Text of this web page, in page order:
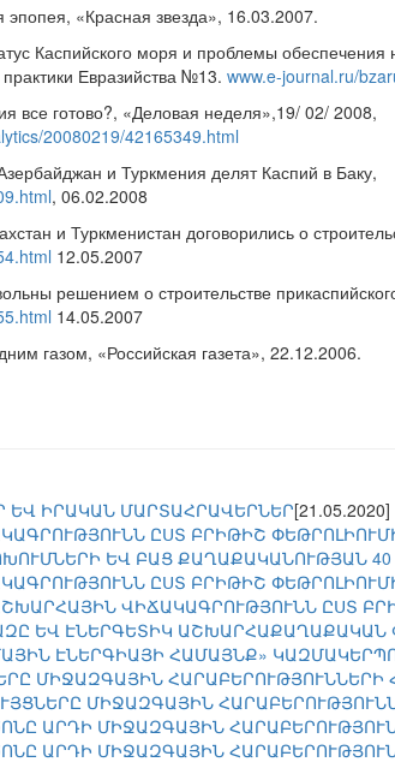
эпопея, «Красная звезда», 16.03.2007.
Каспийского моря и проблемы
Евразийства №13. www.e-journal.ru/
все готово?, «Деловая неделя»,19/ 02/ 2008,
20080219/42165349.html
и Туркмения делят Каспий в Баку,
, 06.02.2008
и Туркменистан договорились о
12.05.2007
решением о строительстве
14.05.2007
газом, «Российская газета», 22.12.2006.
ԵՎ ԻՐԱԿԱՆ ՄԱՐՏԱՀՐԱՎԵՐՆԵՐ[21.05.2020]
ԸՍՏ ԲՐԻԹԻՇ
ԵՎ ԲԱՑ ՔԱՂԱՔԱԿԱՆՈՒԹՅԱՆ
ԸՍՏ ԲՐԻԹԻՇ
ՎԻՃԱԿԱԳՐՈՒԹՅՈՒՆՆ ԸՍՏ
ԵՎ ԷՆԵՐԳԵՏԻԿ ԱՇԽԱՐՀԱՔԱՂԱՔԱԿԱՆ
ԷՆԵՐԳԻԱՅԻ ՀԱՄԱՅՆՔ»
ՄԻՋԱԶԳԱՅԻՆ ՀԱՐԱԲԵՐՈՒԹՅՈՒՆՆԵՐԻ
ՄԻՋԱԶԳԱՅԻՆ
ԱՐԴԻ ՄԻՋԱԶԳԱՅԻՆ
ԱՐԴԻ ՄԻՋԱԶԳԱՅԻՆ